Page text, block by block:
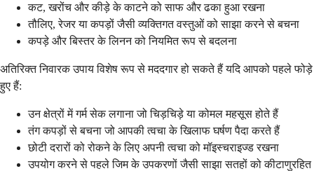
कट, खरोंच और कीड़े के काटने को साफ और ढका हुआ रखना
तौलिए, रेजर या कपड़ों जैसी व्यक्तिगत वस्तुओं को साझा करने से बचना
कपड़े और बिस्तर के लिनन को नियमित रूप से बदलना
अतिरिक्त निवारक उपाय विशेष रूप से मददगार हो सकते हैं यदि आपको पहले फोड़े
हुए हैं:
उन क्षेत्रों में गर्म सेक लगाना जो चिड़चिड़े या कोमल महसूस होते हैं
तंग कपड़ों से बचना जो आपकी त्वचा के खिलाफ घर्षण पैदा करते हैं
छोटी दरारों को रोकने के लिए अपनी त्वचा को मॉइस्चराइज्ड रखना
उपयोग करने से पहले जिम के उपकरणों जैसी साझा सतहों को कीटाणुरहित